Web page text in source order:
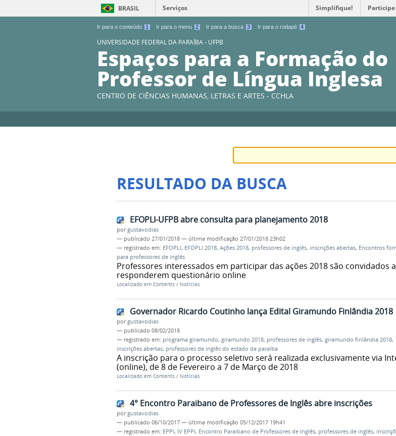
Ir para o conteúdo 1 Ir para o menu 2 Ir para a busca 3 Ir para o rodapé 4
BRASIL Serviços Simplifique! Participe
UNIVERSIDADE FEDERAL DA PARAÍBA - UFPB
Espaços para a Formação do
Professor de Língua Inglesa
CENTRO DE CIÊNCIAS HUMANAS, LETRAS E ARTES - CCHLA
RESULTADO DA BUSCA
EFOPLI-UFPB abre consulta para planejamento 2018
porgustavodias
— publicado 27/01/2018 — última modificação 27/01/2018 23h02
— registrado em: EFOPLI, EFOPLI 2018, Ações 2018, professores de inglês, inscrições abertas, Encontros
para professores de inglês
Professores interessados em participar das ações 2018 são convidados a
responderem questionário online
Localizado em Contents / Notícias
Governador Ricardo Coutinho lança Edital Giramundo Finlândia 2018
porgustavodias
— publicado 08/02/2018
— registrado em: programa giramundo, giramundo 2018, professores de inglês, giramundo finlândia 2018,
inscrições abertas, professores de inglês do estado da paraíba
A inscrição para o processo seletivo será realizada exclusivamente via
(online), de 8 de Fevereiro a 7 de Março de 2018
Localizado em Contents / Notícias
4° Encontro Paraibano de Professores de Inglês abre inscrições
porgustavodias
— publicado 06/10/2017 — última modificação 05/12/2017 19h41
— registrado em: EPPI, IV EPPI, Encontro Paraibano de Professores de Inglês, professores de inglês,